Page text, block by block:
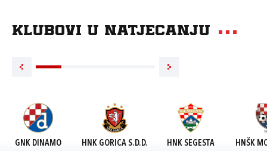
Klubovi u natjecanju
GNK DINAMO HNK GORICA S.D.D. HNK SEGESTA HNŠK